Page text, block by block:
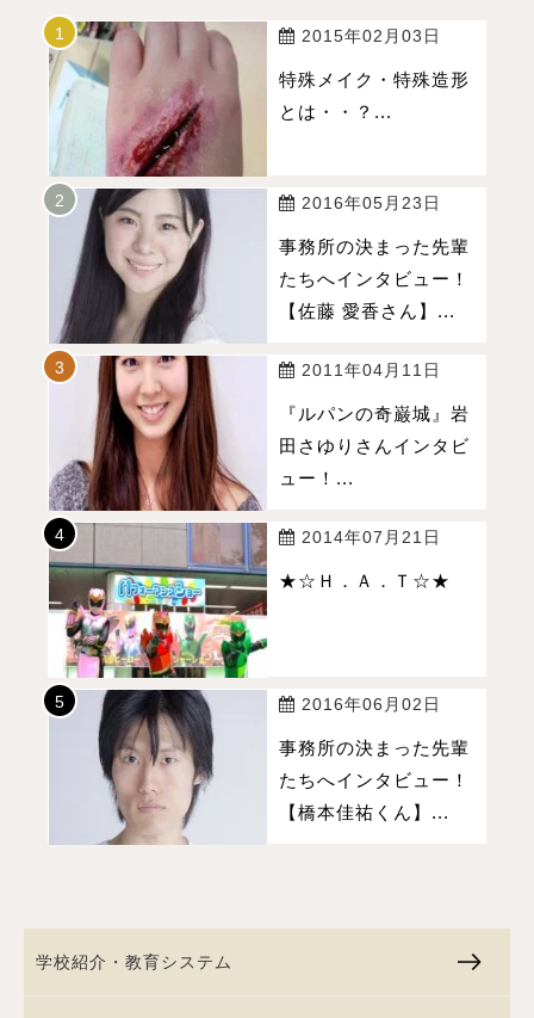
2015年02月03日
特殊メイク・特殊造形
とは・・？...
2016年05月23日
事務所の決まった先輩
たちへインタビュー！
【佐藤 愛香さん】...
2011年04月11日
『ルパンの奇巌城』岩
田さゆりさんインタビ
ュー！...
2014年07月21日
★☆Ｈ．Ａ．Ｔ☆★
2016年06月02日
事務所の決まった先輩
たちへインタビュー！
【橋本佳祐くん】...
学校紹介・教育システム